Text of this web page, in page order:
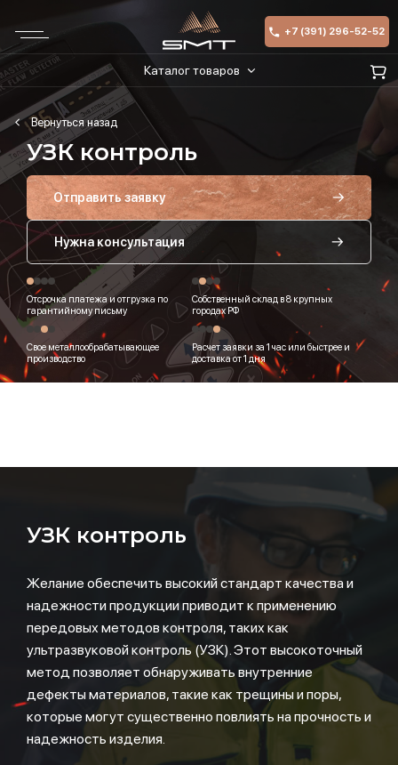
+7 (391) 296-52-52
Каталог товаров
УЗК контроль
Отправить заявку
Нужна консультация
Отсрочка платежа и отгрузка по
гарантийному письму
Собственный склад в 8 крупных
городах РФ
Свое металлообрабатывающее
производство
Расчет заявки за 1 час или быстрее и
доставка от 1 дня
УЗК контроль
Желание обеспечить высокий стандарт качества и
надежности продукции приводит к применению
передовых методов контроля, таких как
ультразвуковой контроль (УЗК). Этот высокоточный
метод позволяет обнаруживать внутренние
дефекты материалов, такие как трещины и поры,
которые могут существенно повлиять на прочность и
надежность изделия.